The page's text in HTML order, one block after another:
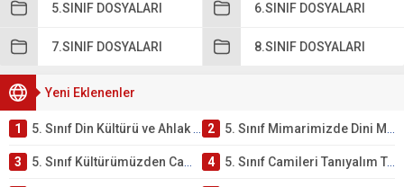
5.SINIF DOSYALARI 6.SINIF DOSYALARI
7.SINIF DOSYALARI 8.SINIF DOSYALARI
Yeni Eklenenler
1 5. Sınıf Din Kültürü ve Ahlak Bilgisi 4. Ünite: Mimarimizde Dini Motifler Çalışmaları 2 5. Sınıf Mimarimizde Dini Motifler Ünite Testi – Online Çöz
3 5. Sınıf Kültürümüzden Cami Örnekleri Testi – Online Çöz 4 5. Sınıf Camileri Tanıyalım Testi – Online Çöz